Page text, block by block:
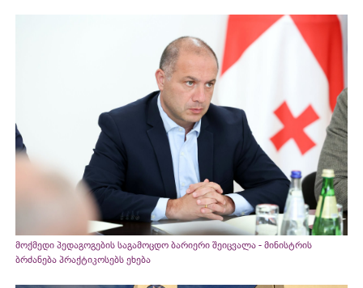
მოქმედი პედაგოგების საგამოცდო ბარიერი შეიცვალა - მინისტრის
ბრძანება პრაქტიკოსებს ეხება